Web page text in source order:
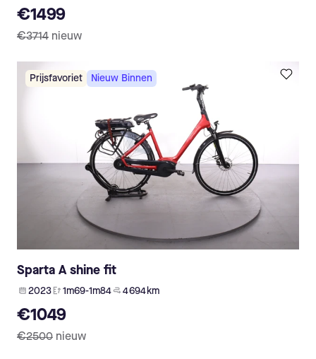
€1499
€3714 nieuw
Prijsfavoriet Nieuw Binnen
Sparta A shine fit
2023 1m69-1m84 4 694 km
€1049
€2500 nieuw